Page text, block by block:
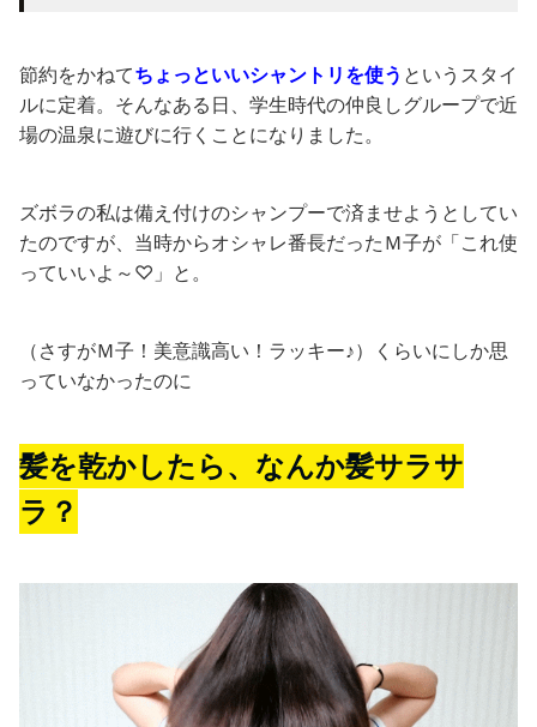
節約をかねてちょっといいシャントリを使う というスタイ
ルに定着。そんなある日、学生時代の仲良しグループで近
場の温泉に遊びに行くことになりました。
ズボラの私は備え付けのシャンプーで済ませようとしてい
たのですが、当時からオシャレ番長だったＭ子が「これ使
っていいよ～♡」と。
（さすがＭ子！美意識高い！ラッキー♪）くらいにしか思
っていなかったのに
髪を乾かしたら、なんか髪サラサ
ラ？